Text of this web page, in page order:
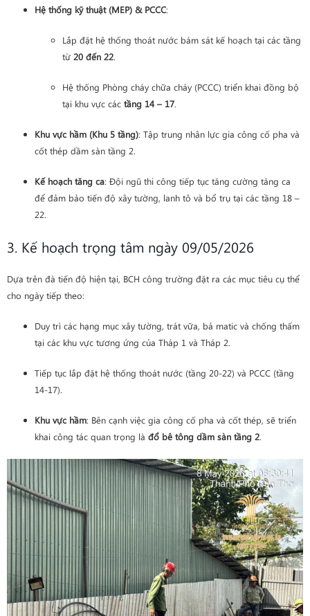
Hệ thống kỹ thuật (MEP) & PCCC:
Lắp đặt hệ thống thoát nước bám sát kế hoạch tại các tầng
từ 20 đến 22.
Hệ thống Phòng cháy chữa cháy (PCCC) triển khai đồng bộ
tại khu vực các tầng 14 – 17.
Khu vực hầm (Khu 5 tầng): Tập trung nhân lực gia công cố pha và
cốt thép dầm sàn tầng 2.
Kế hoạch tăng ca: Đội ngũ thi công tiếp tục tăng cường tăng ca
để đảm bảo tiến độ xây tường, lanh tô và bổ trụ tại các tầng 18 –
22.
3. Kế hoạch trọng tâm ngày 09/05/2026
Dựa trên đà tiến độ hiện tại, BCH công trường đặt ra các mục tiêu cụ thể
cho ngày tiếp theo:
Duy trì các hạng mục xây tường, trát vữa, bả matic và chống thấm
tại các khu vực tương ứng của Tháp 1 và Tháp 2.
Tiếp tục lắp đặt hệ thống thoát nước (tầng 20-22) và PCCC (tầng
14-17).
Khu vực hầm: Bên cạnh việc gia công cố pha và cốt thép, sẽ triển
khai công tác quan trọng là đổ bê tông dầm sàn tầng 2.